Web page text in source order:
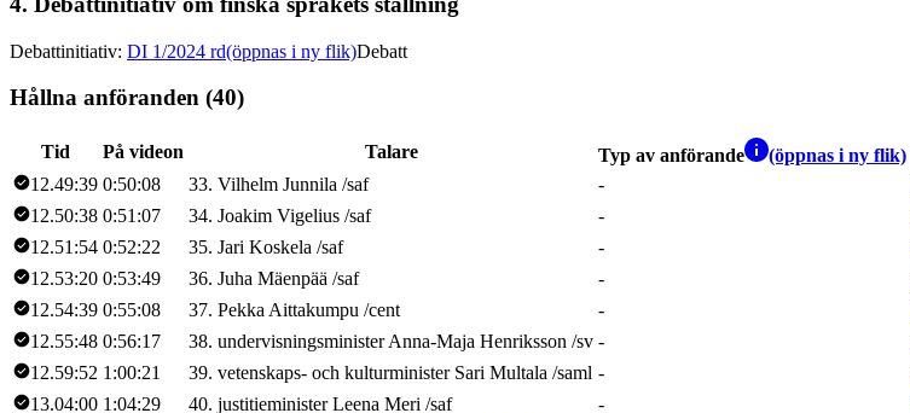
Debattinitiativ: DI 1/2024 rd(öppnas i ny flik)Debatt
Hållna anföranden (40)
Tid På videon Talare Typ av anförande (öppnas i ny flik)
12.49:39 0:50:08 33. Vilhelm Junnila /saf -
12.50:38 0:51:07 34. Joakim Vigelius /saf -
12.51:54 0:52:22 35. Jari Koskela /saf -
12.53:20 0:53:49 36. Juha Mäenpää /saf -
12.54:39 0:55:08 37. Pekka Aittakumpu /cent -
12.55:48 0:56:17 38. undervisningsminister Anna-Maja Henriksson /sv -
12.59:52 1:00:21 39. vetenskaps- och kulturminister Sari Multala /saml -
13.04:00 1:04:29 40. justitieminister Leena Meri /saf -